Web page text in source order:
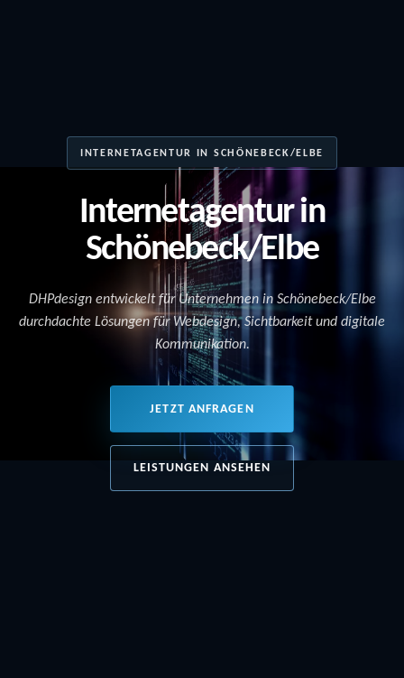
INTERNETAGENTUR IN SCHÖNEBECK/ELBE
Internetagentur in
Schönebeck/Elbe
DHPdesign entwickelt für Unternehmen in Schönebeck/Elbe
durchdachte Lösungen für Webdesign, Sichtbarkeit und digitale
Kommunikation.
JETZT ANFRAGEN
LEISTUNGEN ANSEHEN